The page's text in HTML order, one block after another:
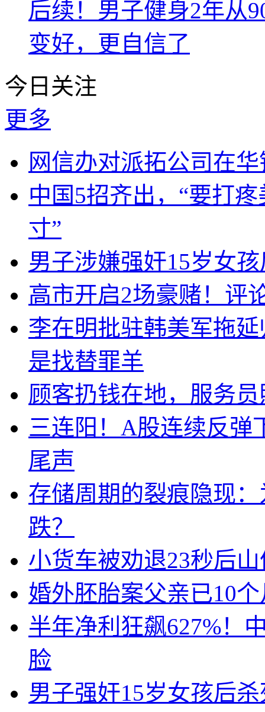
后续！男子健身2年从
变好，更自信了
今日关注
更多
网信办对派拓公司在
中国5招齐出，“要打
寸”
男子涉嫌强奸15岁女
高市开启2场豪赌！评
李在明批驻韩美军拖
是找替罪羊
顾客扔钱在地，服务
三连阳！A股连续反弹
尾声
存储周期的裂痕隐现
跌？
小货车被劝退23秒后
婚外胚胎案父亲已10
半年净利狂飙627%！
脸
男子强奸15岁女孩后